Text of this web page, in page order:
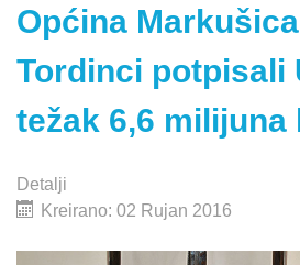
Općina
Tordinci potpisali
težak 6,6 milijuna
Detalji
Kreirano: 02 Rujan 2016